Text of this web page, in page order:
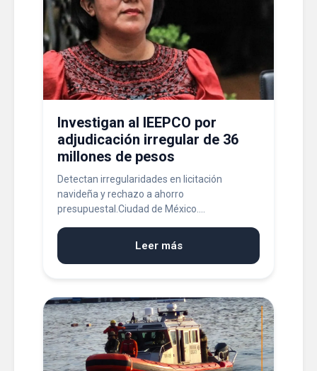
Investigan al IEEPCO por
adjudicación irregular de 36
millones de pesos
Detectan irregularidades en licitación
navideña y rechazo a ahorro
presupuestal.Ciudad de México....
Leer más